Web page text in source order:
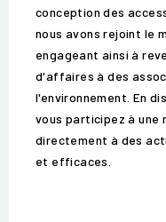
conception des
nous avons rejoint le
engageant ainsi à
d'affaires à des
l'environnement. En
vous participez à une
directement à des
et efficaces.